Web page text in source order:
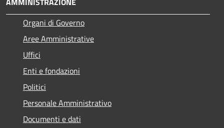
Organi di Governo
Aree Amministrative
Uffici
Enti e fondazioni
Politici
Personale Amministrativo
Documenti e dati